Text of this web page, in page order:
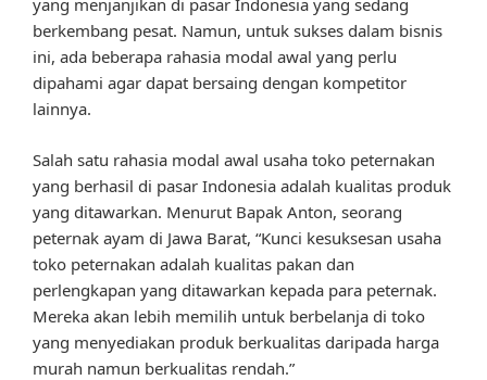
yang menjanjikan di pasar Indonesia yang sedang
berkembang pesat. Namun, untuk sukses dalam bisnis
ini, ada beberapa rahasia modal awal yang perlu
dipahami agar dapat bersaing dengan kompetitor
lainnya.
Salah satu rahasia modal awal usaha toko peternakan
yang berhasil di pasar Indonesia adalah kualitas produk
yang ditawarkan. Menurut Bapak Anton, seorang
peternak ayam di Jawa Barat, “Kunci kesuksesan usaha
toko peternakan adalah kualitas pakan dan
perlengkapan yang ditawarkan kepada para peternak.
Mereka akan lebih memilih untuk berbelanja di toko
yang menyediakan produk berkualitas daripada harga
murah namun berkualitas rendah.”